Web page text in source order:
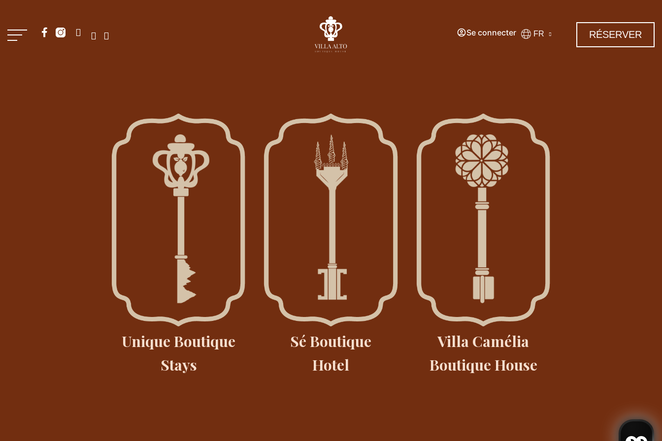
Se connecter FR RÉSERVER
Unique Boutique
Stays
Sé Boutique
Hotel
Villa Camélia
Boutique House